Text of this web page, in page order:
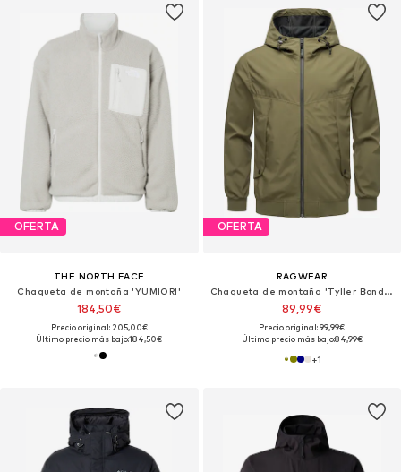
OFERTA
THE NORTH FACE
Chaqueta de montaña 'YUMIORI'
184,50€
Precio original: 205,00€
Último precio más bajo:184,50€
OFERTA
RAGWEAR
Chaqueta de montaña 'Tyller Bonded'
89,99€
Precio original: 99,99€
Último precio más bajo:84,99€
+1